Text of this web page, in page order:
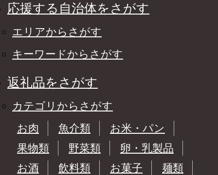
応援する自治体をさがす
エリアからさがす
キーワードからさがす
返礼品をさがす
カテゴリからさがす
お肉
魚介類
お米・パン
果物類
野菜類
卵・乳製品
お酒
飲料類 お菓子
麺類